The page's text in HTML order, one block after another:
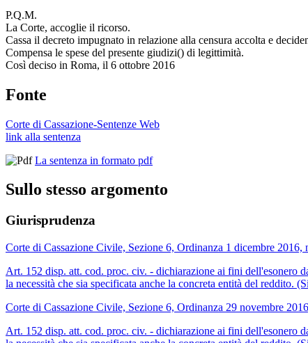
P.Q.M.
La Corte, accoglie il ricorso.
Cassa il decreto impugnato in relazione alla censura accolta e
Compensa le spese del presente giudizi() di legittimità.
Così deciso in Roma, il 6 ottobre 2016
Fonte
Corte di Cassazione-Sentenze Web
link alla sentenza
La sentenza in formato pdf
Sullo stesso argomento
Giurisprudenza
Corte di Cassazione Civile, Sezione 6, Ordinanza 1 dicembre 2016,
Art. 152 disp. att. cod. proc. civ. - dichiarazione ai fini dell'esonero
la necessità che sia specificata anche la concreta entità del reddito.
Corte di Cassazione Civile, Sezione 6, Ordinanza 29 novembre
Art. 152 disp. att. cod. proc. civ. - dichiarazione ai fini dell'esonero